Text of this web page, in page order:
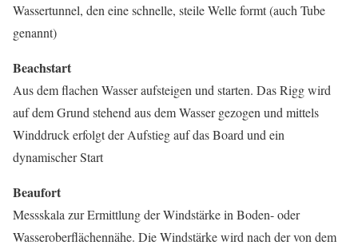
Wassertunnel, den eine schnelle, steile Welle formt (auch Tube
genannt)
Beachstart
Aus dem flachen Wasser aufsteigen und starten. Das Rigg wird
auf dem Grund stehend aus dem Wasser gezogen und mittels
Winddruck erfolgt der Aufstieg auf das Board und ein
dynamischer Start
Beaufort
Messskala zur Ermittlung der Windstärke in Boden- oder
Wasseroberflächennähe. Die Windstärke wird nach der von dem